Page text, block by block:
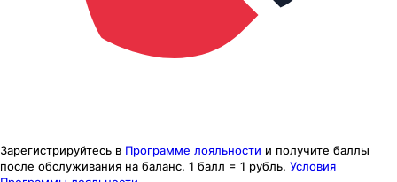
Зарегистрируйтесь в Программе лояльности и получите баллы
после обслуживания на баланс. 1 балл = 1 рубль. Условия